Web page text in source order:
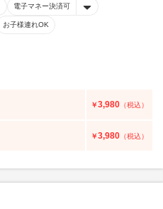
電子マネー決済可
お子様連れOK
￥3,980 （税込）
￥3,980 （税込）